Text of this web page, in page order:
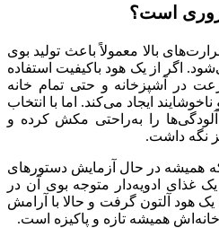
است؟
بالا معمولاً باعث تولید بوی
اگر از یک هود باکیفیت استفاده
در آشپزخانه و حتی تمام خانه
ایجاد می‌کند. اما با انتخاب
را به‌راحتی مکش کرده و
نگه داشت.
که همیشه در حال آزمایش دستورهای
غذای ادویه‌دار متوجه بوی آن در
هود آلتون گرفت و حالا با آرامش
همیشه تازه و پاکیزه است.